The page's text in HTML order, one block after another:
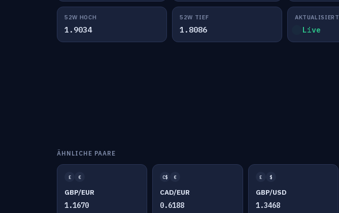
52W HOCH
1.9034
52W TIEF
1.8086
AKTUALISIERT
Live
ÄHNLICHE PAARE
£ €
GBP/EUR
1.1670
C$ €
CAD/EUR
0.6188
£ $
GBP/USD
1.3468